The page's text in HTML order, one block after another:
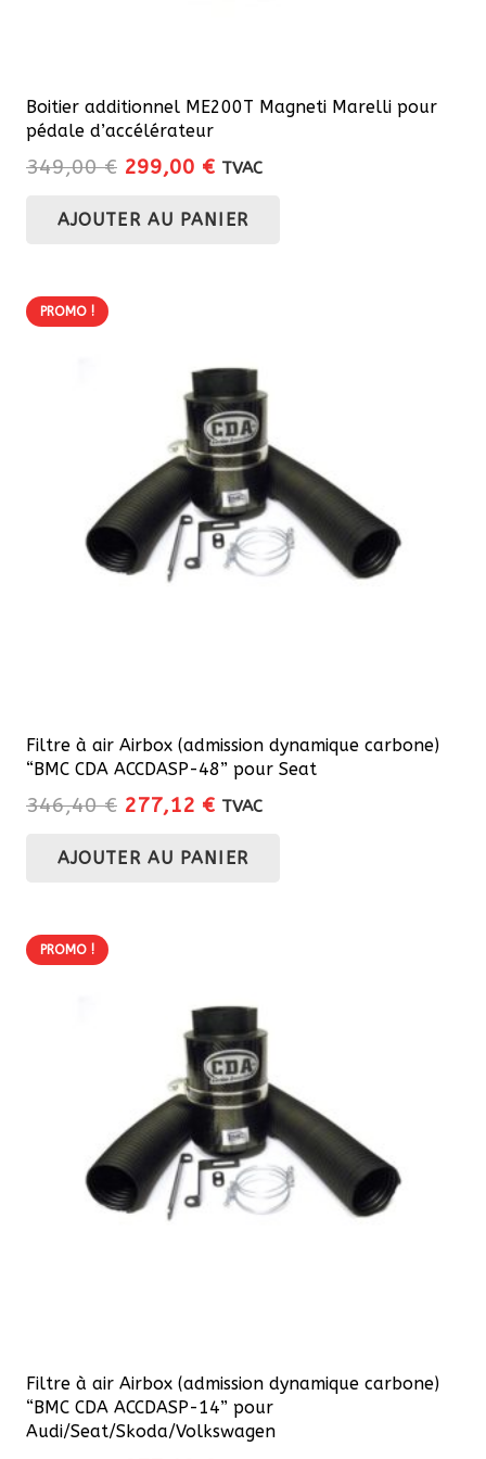
Boitier additionnel ME200T Magneti Marelli pour
pédale d’accélérateur
349,00€ Le
initial
299,00 €Le
actuel
TVAC
AJOUTER AU PANIER
PROMO !
Filtre à air Airbox (admission dynamique carbone)
“BMC CDA ACCDASP-48” pour Seat
346,40€ Le
initial
277,12 €Le
actuel
TVAC
AJOUTER AU PANIER
PROMO !
Filtre à air Airbox (admission dynamique carbone)
“BMC CDA ACCDASP-14” pour
Audi/Seat/Skoda/Volkswagen